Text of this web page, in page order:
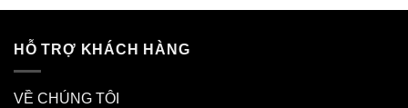
HỖ TRỢ KHÁCH HÀNG
VỀ CHÚNG TÔI